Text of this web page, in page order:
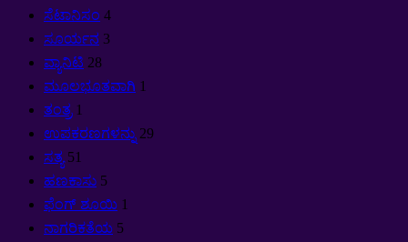
ಸೆಟಾನಿಸಂ 4
ಸೂರ್ಯನ 3
ವ್ಯಾನಿಟಿ 28
ಮೂಲಭೂತವಾಗಿ 1
ತಂತ್ರ 1
ಉಪಕರಣಗಳನ್ನು 29
ಸತ್ಯ 51
ಹಣಕಾಸು 5
ಫೆಂಗ್ ಶೂಯಿ 1
ನಾಗರಿಕತೆಯ 5